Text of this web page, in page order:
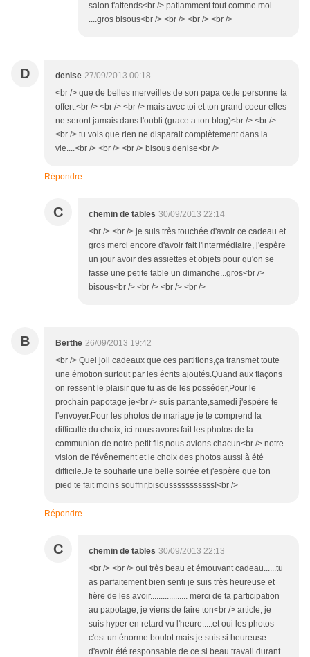
salon t'attends<br /> patiamment tout comme moi
....gros bisous<br /> <br /> <br /> <br />
D denise 27/09/2013 00:18
<br /> que de belles merveilles de son papa cette personne ta
offert.<br /> <br /> <br /> mais avec toi et ton grand coeur elles
ne seront jamais dans l'oubli.(grace a ton blog)<br /> <br />
<br /> tu vois que rien ne disparait complètement dans la
vie....<br /> <br /> <br /> bisous denise<br />
Répondre
C chemin de tables 30/09/2013 22:14
<br /> <br /> je suis très touchée d'avoir ce cadeau et
gros merci encore d'avoir fait l'intermédiaire, j'espère
un jour avoir des assiettes et objets pour qu'on se
fasse une petite table un dimanche...gros<br />
bisous<br /> <br /> <br /> <br />
B Berthe 26/09/2013 19:42
<br /> Quel joli cadeaux que ces partitions,ça transmet toute
une émotion surtout par les écrits ajoutés.Quand aux flaçons
on ressent le plaisir que tu as de les posséder,Pour le
prochain papotage je<br /> suis partante,samedi j'espère te
l'envoyer.Pour les photos de mariage je te comprend la
difficulté du choix, ici nous avons fait les photos de la
communion de notre petit fils,nous avions chacun<br /> notre
vision de l'évênement et le choix des photos aussi à été
difficile.Je te souhaite une belle soirée et j'espère que ton
pied te fait moins souffrir,bisousssssssssss!<br />
Répondre
C chemin de tables 30/09/2013 22:13
<br /> <br /> oui très beau et émouvant cadeau......tu
as parfaitement bien senti je suis très heureuse et
fière de les avoir.................. merci de ta participation
au papotage, je viens de faire ton<br /> article, je
suis hyper en retard vu l'heure.....et oui les photos
c'est un énorme boulot mais je suis si heureuse
d'avoir été responsable de ce si beau travail durant